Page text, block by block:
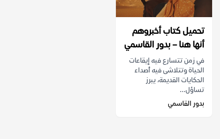
تحميل كتاب أخبروهم
أنها هنا – بدور القاسمي
في زمن تتسارع فيه إيقاعات
الحياة وتتلاشى فيه أصداء
الحكايات القديمة، يبرز
تساؤل...
بدور القاسمي